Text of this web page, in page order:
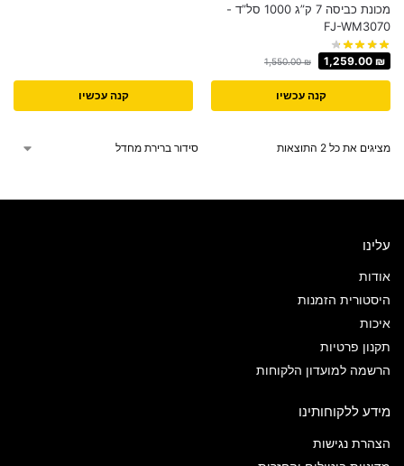
מכונת כביסה 7 ק”ג 1000 סל”ד -
FJ-WM3070
1,550.00₪ 1,259.00 ₪
קנה עכשיו קנה עכשיו
מציגים את כל ⁦2⁩ התוצאות
עלינו
אודות
היסטורית הזמנות
איכות
תקנון פרטיות
הרשמה למועדון הלקוחות
מידע ללקוחותינו
הצהרת נגישות